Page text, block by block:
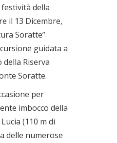
della
il 13 Dicembre,
Soratte”
guidata a
della Riserva
Soratte.
per
imbocco della
(110 m di
delle numerose